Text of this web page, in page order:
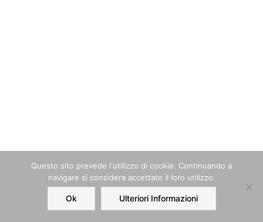
Home Order Account
Questo sito prevede l‘utilizzo di cookie. Continuando a
navigare si considera accettato il loro utilizzo.
Ok Ulteriori Informazioni